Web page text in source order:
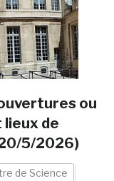
ou
de
5/2026)
de Science